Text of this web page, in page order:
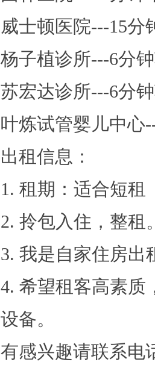
威士顿医院---15分
杨子植诊所---6分
苏宏达诊所---6分
叶炼试管婴儿中心
出租信息：
1. 租期：适合短租
2. 拎包入住，整租
3. 我是自家住房出
4. 希望租客高素质
设备。
有感兴趣请联系